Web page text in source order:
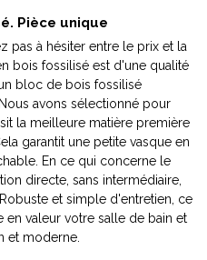
Pièce unique
pas à hésiter entre le prix et la
bois fossilisé est d'une qualité
bloc de bois fossilisé
avons sélectionné pour
la meilleure matière première
garantit une petite vasque en
En ce qui concerne le
directe, sans intermédiaire,
et simple d'entretien, ce
valeur votre salle de bain et
et moderne.